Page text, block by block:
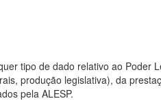
tipo de dado relativo ao
produção legislativa), da
pela ALESP.